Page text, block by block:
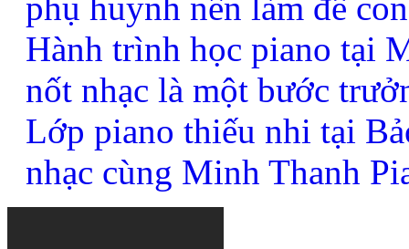
Hành trình học piano tại
nốt nhạc là một bước
Lớp piano thiếu nhi tại
nhạc cùng Minh Thanh